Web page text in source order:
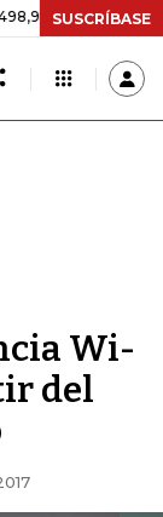
+$ 8.753,81 +2,19%
SUSCRÍBASE
Wi-
del